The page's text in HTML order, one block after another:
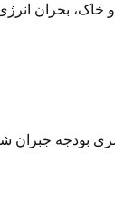
خاک، بحران
بودجه جبران